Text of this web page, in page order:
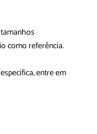
como referência.
entre em